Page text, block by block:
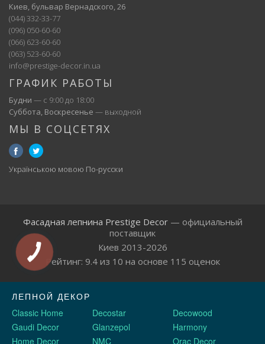
Киев, бульвар Вернадского, 26
(044) 332-33-77
(096) 050-60-60
(066) 623-60-60
(063) 523-60-60
info@prestige-decor.in.ua
ГРАФИК РАБОТЫ
Будни — с 9:00 до 18:00
Суббота, Воскресенье — выходной
МЫ В СОЦСЕТЯХ
Українською мовою По-русски
Фасадная лепнина Prestige Decor— официальный
поставщик
Киев 2013-2026
Рейтинг: 9.4из 10 на основе 115 оценок
ЛЕПНОЙ ДЕКОР
Classic Home
Decostar
Decowood
Gaudi Decor
Glanzepol
Harmony
Home Decor
NMC Orac Decor